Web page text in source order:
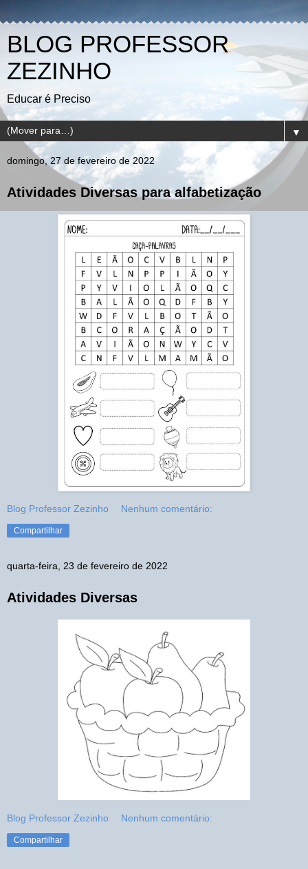
BLOG PROFESSOR
ZEZINHO
Educar é Preciso
▼
domingo, 27 de fevereiro de 2022
Atividades Diversas para alfabetização
Blog Professor Zezinho Nenhum comentário:
Compartilhar
quarta-feira, 23 de fevereiro de 2022
Atividades Diversas
Blog Professor Zezinho Nenhum comentário:
Compartilhar